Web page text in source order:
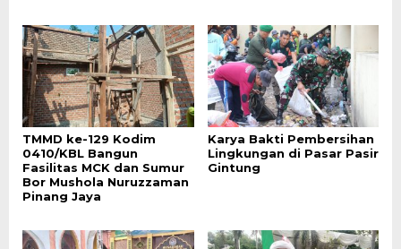
TMMD ke-129 Kodim
0410/KBL Bangun
Fasilitas MCK dan Sumur
Bor Mushola Nuruzzaman
Pinang Jaya
Karya Bakti Pembersihan
Lingkungan di Pasar Pasir
Gintung